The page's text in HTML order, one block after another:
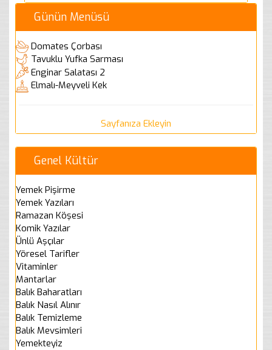
Günün Menüsü
Domates Çorbası
Tavuklu Yufka Sarması
Enginar Salatası 2
Elmalı-Meyveli Kek
Sayfanıza Ekleyin
Genel Kültür
Yemek Pişirme
Yemek Yazıları
Ramazan Köşesi
Komik Yazılar
Ünlü Aşçılar
Yöresel Tarifler
Vitaminler
Mantarlar
Balık Baharatları
Balık Nasıl Alınır
Balık Temizleme
Balık Mevsimleri
Yemekteyiz